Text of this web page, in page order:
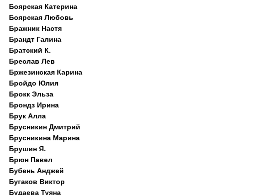
Боярская Катерина
Боярская Любовь
Бражник Настя
Брандт Галина
Братский К.
Бреслав Лев
Бржезинская Карина
Бройдо Юлия
Брокк Эльза
Брондз Ирина
Брук Алла
Брусникин Дмитрий
Брусникина Марина
Брушин Я.
Брюн Павел
Бубень Анджей
Бугаков Виктор
Будаева Туяна